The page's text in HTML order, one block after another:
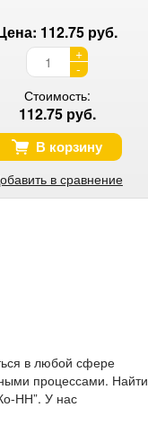
112.75 руб.
+
-
Стоимость:
112.75 руб.
В корзину
в сравнение
в любой сфере
процессами. Найти
НН”. У нас